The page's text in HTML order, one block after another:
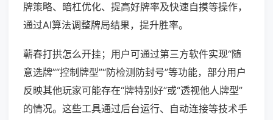
牌策略、暗杠优化、提高好牌率及快速自摸等操作，
通过AI算法调整牌局结果，提升胜率。
蕲春打拱怎么开挂；用户可通过第三方软件实现“随
意选牌”“控制牌型”“防检测防封号”等功能，部分用户
反映其他玩家可能存在“牌特别好”或“透视他人牌型”
的情况。这些工具通过后台运行、自动连接等技术手